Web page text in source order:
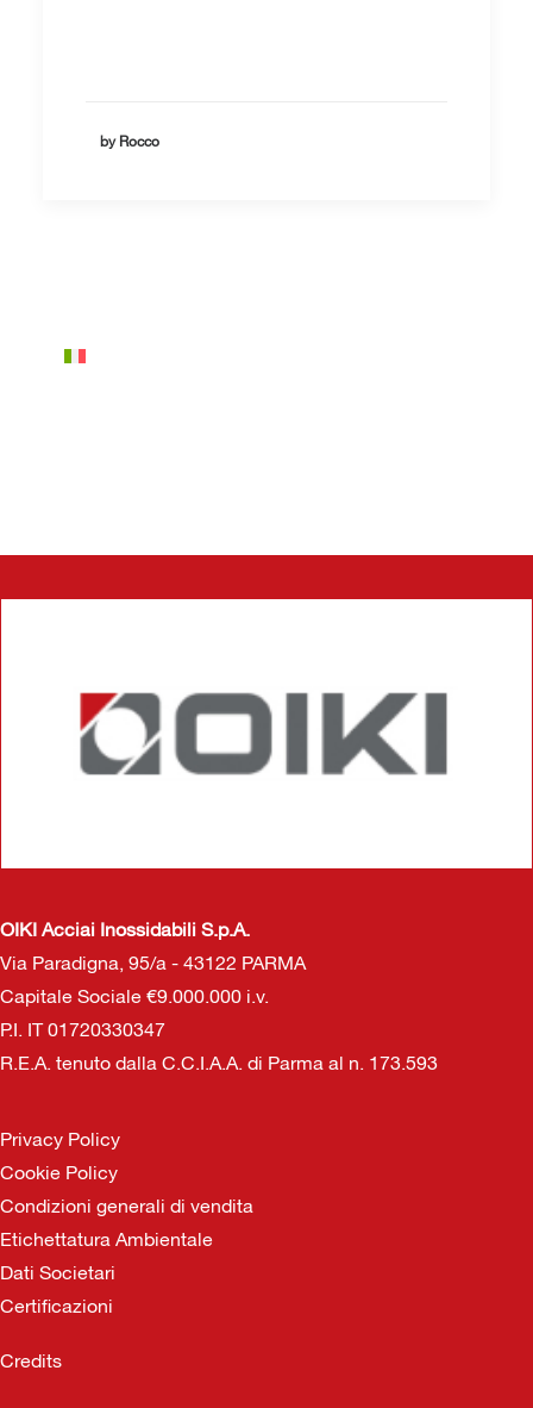
by Rocco
OIKI Acciai Inossidabili S.p.A.
Via Paradigna, 95/a - 43122 PARMA
Capitale Sociale €9.000.000 i.v.
P.I. IT 01720330347
R.E.A. tenuto dalla C.C.I.A.A. di Parma al n. 173.593
Privacy Policy
Cookie Policy
Condizioni generali di vendita
Etichettatura Ambientale
Dati Societari
Certificazioni
Credits